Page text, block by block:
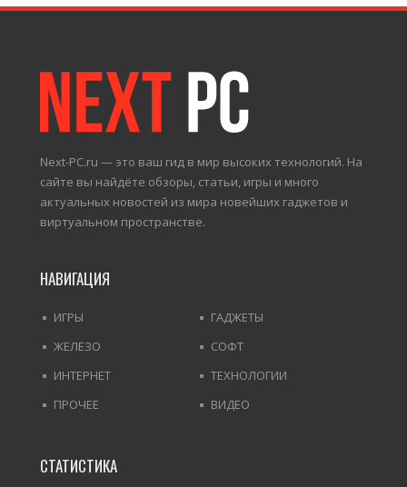
Next-PC.ru — это ваш гид в мир высоких технологий. На
сайте вы найдёте обзоры, статьи, игры и много
актуальных новостей из мира новейших гаджетов и
виртуальном пространстве.
НАВИГАЦИЯ
ИГРЫ
ГАДЖЕТЫ
ЖЕЛЕЗО
СОФТ
ИНТЕРНЕТ
ТЕХНОЛОГИИ
ПРОЧЕЕ
ВИДЕО
СТАТИСТИКА